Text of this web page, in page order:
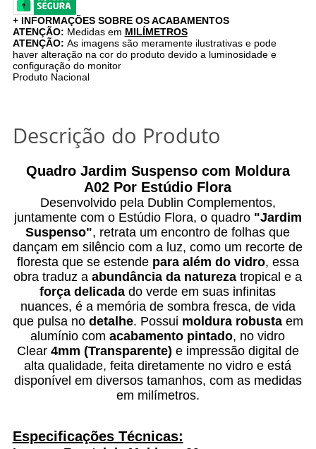
+ INFORMAÇÕES SOBRE OS ACABAMENTOS
ATENÇÃO: Medidas em MILÍMETROS
ATENÇÃO: As imagens são meramente ilustrativas e pode
haver alteração na cor do produto devido a luminosidade e
configuração do monitor
Produto Nacional
Descrição do Produto
Quadro Jardim Suspenso com Moldura
A02 Por Estúdio Flora
Desenvolvido pela Dublin Complementos,
juntamente com o Estúdio Flora, o quadro"Jardim
Suspenso", retrata um encontro de folhas que
dançam em silêncio com a luz, como um recorte de
floresta que se estendepara além do vidro, essa
obra traduz aabundância da natureza tropical e a
força delicada do verde em suas infinitas
nuances, é a memória de sombra fresca, de vida
que pulsa no detalhe. Possui moldura robustaem
alumínio com acabamento pintado, no vidro
Clear 4mm (Transparente) e impressão digital de
alta qualidade, feita diretamente no vidro e está
disponível em diversos tamanhos, com as medidas
em milímetros.
Especificações Técnicas: